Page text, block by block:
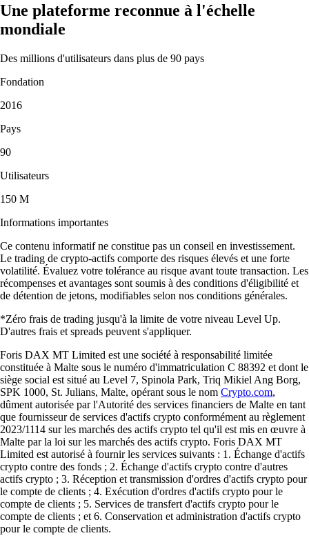
Une plateforme reconnue à l'échelle
mondiale
Des millions d'utilisateurs dans plus de 90 pays
Fondation
2016
Pays
90
Utilisateurs
150 M
Informations importantes
Ce contenu informatif ne constitue pas un conseil en investissement.
Le trading de crypto-actifs comporte des risques élevés et une forte
volatilité. Évaluez votre tolérance au risque avant toute transaction. Les
récompenses et avantages sont soumis à des conditions d'éligibilité et
de détention de jetons, modifiables selon nos conditions générales.
*Zéro frais de trading jusqu'à la limite de votre niveau Level Up.
D'autres frais et spreads peuvent s'appliquer.
Foris DAX MT Limited est une société à responsabilité limitée
constituée à Malte sous le numéro d'immatriculation C 88392 et dont le
siège social est situé au Level 7, Spinola Park, Triq Mikiel Ang Borg,
SPK 1000, St. Julians, Malte, opérant sous le nom Crypto.com,
dûment autorisée par l'Autorité des services financiers de Malte en tant
que fournisseur de services d'actifs crypto conformément au règlement
2023/1114 sur les marchés des actifs crypto tel qu'il est mis en œuvre à
Malte par la loi sur les marchés des actifs crypto. Foris DAX MT
Limited est autorisé à fournir les services suivants : 1. Échange d'actifs
crypto contre des fonds ; 2. Échange d'actifs crypto contre d'autres
actifs crypto ; 3. Réception et transmission d'ordres d'actifs crypto pour
le compte de clients ; 4. Exécution d'ordres d'actifs crypto pour le
compte de clients ; 5. Services de transfert d'actifs crypto pour le
compte de clients ; et 6. Conservation et administration d'actifs crypto
pour le compte de clients.